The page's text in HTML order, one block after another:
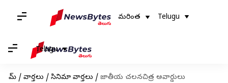
మరింత Telugu
Telugu
హోమ్ / వార్తలు / సినిమా వార్తలు / జాతీయ చలనచిత్ర అవార్డులు